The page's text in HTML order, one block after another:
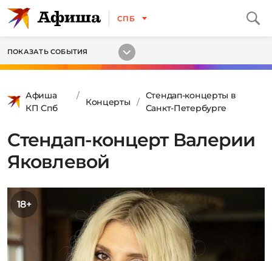
СПБ
ПОКАЗАТЬ СОБЫТИЯ
Афиша
КП Спб
Концерты
Стендап-концерты в
Санкт-Петербурге
Стендап-концерт Валерии
Яковлевой
18+